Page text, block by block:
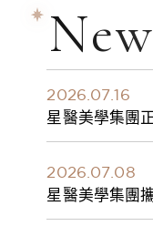
2026.07.16
星醫美學集團
入劑」台灣獨
2026.07.08
星醫美學集團
學人才新標準